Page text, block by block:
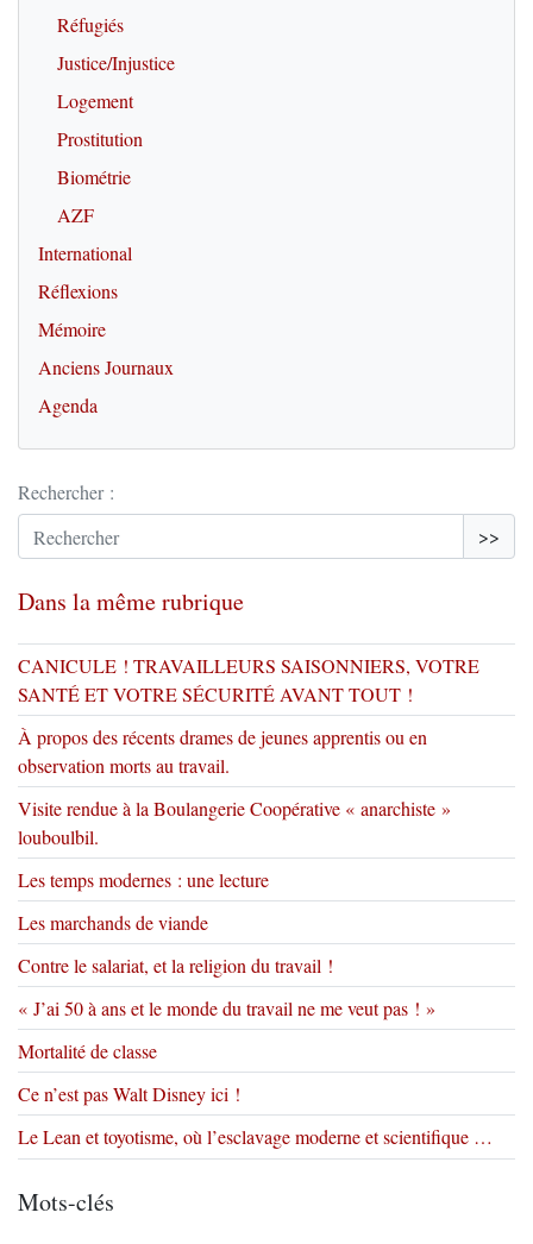
Réfugiés
Justice/Injustice
Logement
Prostitution
Biométrie
AZF
International
Réflexions
Mémoire
Anciens Journaux
Agenda
Rechercher :
>>
Dans la même rubrique
CANICULE ! TRAVAILLEURS SAISONNIERS, VOTRE
SANTÉ ET VOTRE SÉCURITÉ AVANT TOUT !
À propos des récents drames de jeunes apprentis ou en
observation morts au travail.
Visite rendue à la Boulangerie Coopérative « anarchiste »
louboulbil.
Les temps modernes : une lecture
Les marchands de viande
Contre le salariat, et la religion du travail !
« J’ai 50 à ans et le monde du travail ne me veut pas ! »
Mortalité de classe
Ce n’est pas Walt Disney ici !
Le Lean et toyotisme, où l’esclavage moderne et scientifique …
Mots-clés